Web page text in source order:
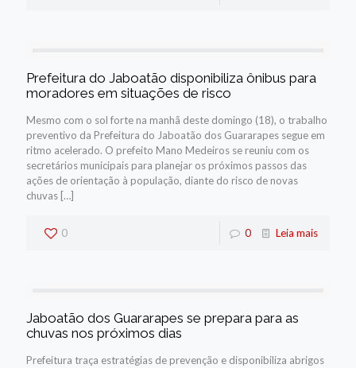
Prefeitura do Jaboatão disponibiliza ônibus para
moradores em situações de risco
Mesmo com o sol forte na manhã deste domingo (18), o trabalho
preventivo da Prefeitura do Jaboatão dos Guararapes segue em
ritmo acelerado. O prefeito Mano Medeiros se reuniu com os
secretários municipais para planejar os próximos passos das
ações de orientação à população, diante do risco de novas
chuvas […]
0 0 Leia mais
Jaboatão dos Guararapes se prepara para as
chuvas nos próximos dias
Prefeitura traça estratégias de prevenção e disponibiliza abrigos